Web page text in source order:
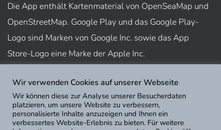
Die App enthält Kartenmaterial von OpenSeaMap und
OpenStreetMap. Google Play und das Google Play-
Logo sind Marken von Google Inc. sowie das App
Store-Logo eine Marke der Apple Inc.
Nutzungsbedingungen
Impressum
Datenschutz
Wir verwenden Cookies auf unserer Webseite
Wir können diese zur Analyse unserer Besucherdaten
platzieren, um unsere Website zu verbessern,
personalisierte Inhalte anzuzeigen und Ihnen ein
verbessertes Website-Erlebnis zu bieten. Für weitere